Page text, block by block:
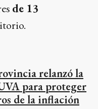
de 13
relanzó la
para proteger
de la inflación